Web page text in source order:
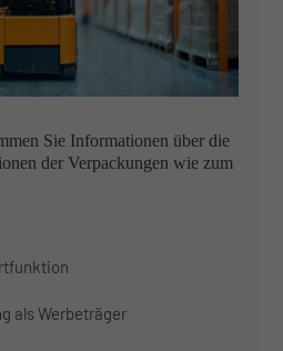
consectetuer adipiscing
eget dolor. Aenean massa. Cum
et magnis dis parturient
mus. Donec quam felis,
Sie Informationen über die
der Verpackungen wie zum
als Werbeträger